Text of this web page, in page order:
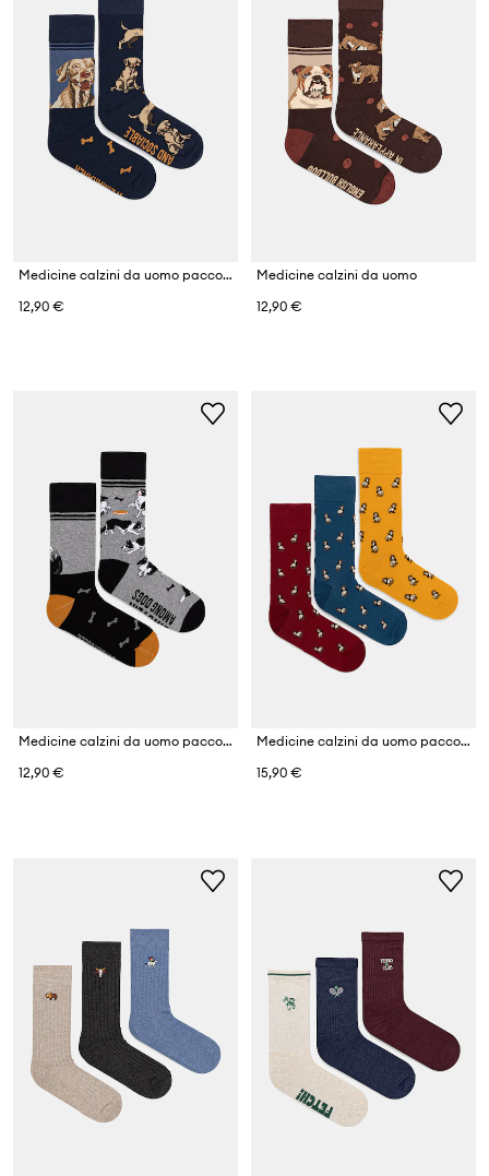
Medicine calzini da uomo pacco da 2
12,90 €
Medicine calzini da uomo
12,90 €
Medicine calzini da uomo pacco da 2
12,90 €
Medicine calzini da uomo pacco da 3
15,90 €